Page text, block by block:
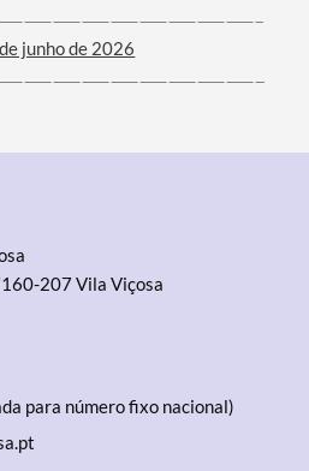
junho de 2026
207 Vila Viçosa
para número fixo nacional)